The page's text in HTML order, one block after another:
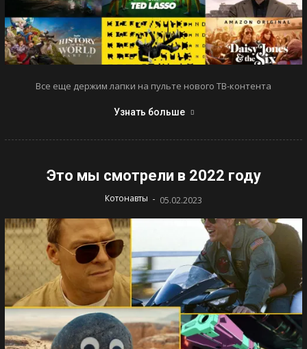
Все еще держим лапки на пульте нового ТВ-контента
Узнать больше
Это мы смотрели в 2022 году
Котонавты - 05.02.2023